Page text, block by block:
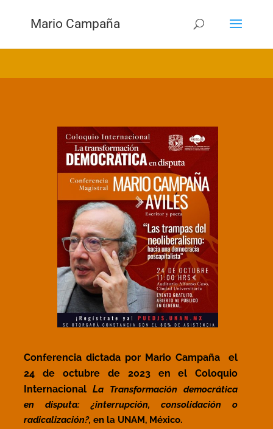
Mario Campaña
Conferencia dictada por Mario Campaña
el
24 de octubre de 2023 en el Coloquio
InternacionalLa Transformación democrática
en disputa:¿interrupción, consolidación o
radicalización?, en la UNAM, México.